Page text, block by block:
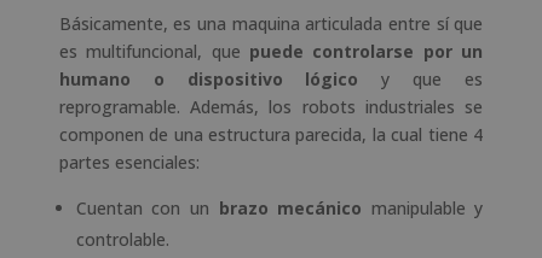
Básicamente, es una maquina articulada entre sí que
es multifuncional, que puede controlarse por un
humano o dispositivo lógico y que es
reprogramable. Además, los robots industriales se
componen de una estructura parecida, la cual tiene 4
partes esenciales:
Cuentan con un brazo mecánico manipulable y
controlable.